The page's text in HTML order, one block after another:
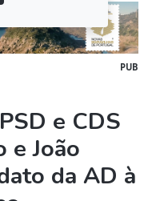
PUB
PSD e CDS
e João
da AD à